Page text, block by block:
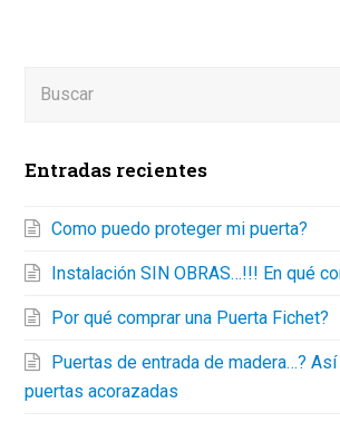
Entradas recientes
Como puedo proteger mi puerta?
Instalación SIN OBRAS…!!! En qué
Por qué comprar una Puerta Fichet?
Puertas de entrada de madera…?
puertas acorazadas